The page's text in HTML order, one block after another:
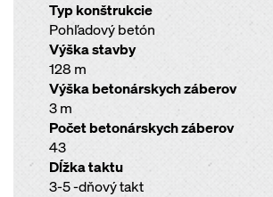
Typ konštrukcie
Pohľadový betón
Výška stavby
128 m
Výška betonárskych záberov
3 m
Počet betonárskych záberov
43
Dĺžka taktu
3-5 -dňový takt